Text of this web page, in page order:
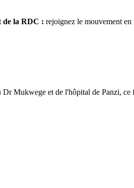
de la RDC : rejoignez le mouvement
Mukwege et de l'hôpital de Panzi,